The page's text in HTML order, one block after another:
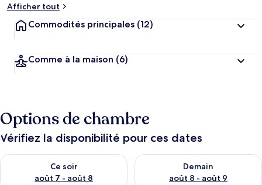
Afficher tout
Commodités principales (12)
Comme à la maison (6)
Options de chambre
Vérifiez la disponibilité pour ces dates
Ce soir
août 7 - août 8
Vérifier la disponibilité pour ce soir août 7 - août 8
Demain
août 8 - août 9
Vérifier la disponibilité pour